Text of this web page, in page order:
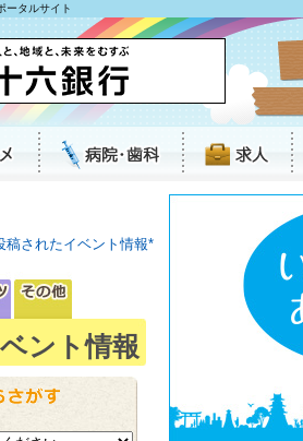
ータルサイト
稿されたイベント情報*
ント情報